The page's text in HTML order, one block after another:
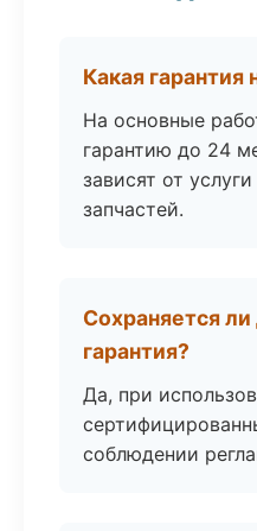
Какая гарантия
На основные
гарантию до 24
зависят от
запчастей.
Сохраняется
гарантия?
Да, при
соблюдении